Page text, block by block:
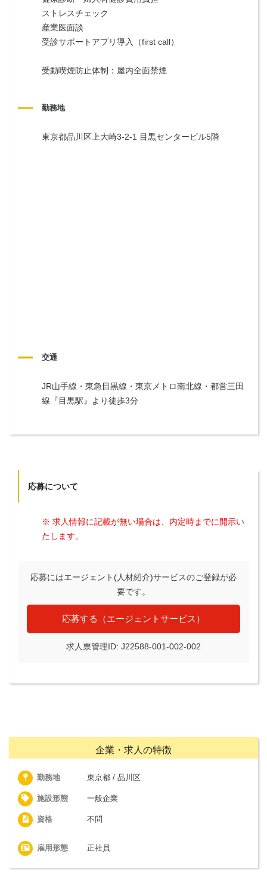
ストレスチェック
産業医面談
受診サポートアプリ導入（first call）
受動喫煙防止体制：屋内全面禁煙
勤務地
東京都品川区上大崎3-2-1 目黒センタービル5階
交通
JR山手線・東急目黒線・東京メトロ南北線・都営三田
線『目黒駅』より徒歩3分
応募について
※ 求人情報に記載が無い場合は、内定時までに開示い
たします。
応募にはエージェント(人材紹介)サービスのご登録が必
要です。
応募する（エージェントサービス）
求人票管理ID: J22588-001-002-002
企業・求人の特徴
勤務地 東京都 / 品川区
施設形態 一般企業
資格 不問
雇用形態 正社員